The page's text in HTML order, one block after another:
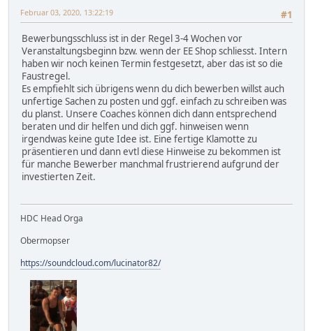
#1
Februar 03, 2020, 13:22:19
Bewerbungsschluss ist in der Regel 3-4 Wochen vor
Veranstaltungsbeginn bzw. wenn der EE Shop schliesst. Intern
haben wir noch keinen Termin festgesetzt, aber das ist so die
Faustregel.
Es empfiehlt sich übrigens wenn du dich bewerben willst auch
unfertige Sachen zu posten und ggf. einfach zu schreiben was
du planst. Unsere Coaches können dich dann entsprechend
beraten und dir helfen und dich ggf. hinweisen wenn
irgendwas keine gute Idee ist. Eine fertige Klamotte zu
präsentieren und dann evtl diese Hinweise zu bekommen ist
für manche Bewerber manchmal frustrierend aufgrund der
investierten Zeit.
HDC Head Orga
Obermopser
https://soundcloud.com/lucinator82/